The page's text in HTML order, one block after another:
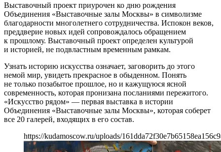
Выставочный проект приурочен ко дню рождения
Объединения «Выставочные залы Москвы» в символизме
благодарности многолетнего сотрудничества. Испокон веков,
преддверие новых идей сопровождалось обращением
к прошлому. Выставочный проект определен культурой
и историей, не подвластным временным рамкам.
Узнать историю искусства означает, заговорить до этого
немой мир, увидеть прекрасное в обыденном. Понять
не только позабытое прошлое, но и кажущуюся ясной
современность, которая пронизана посланиями пережитого.
«Искусство рядом» — первая выставка в истории
Объединения «Выставочные залы Москвы», которая соберет
все 20 галерей, входящих в его состав.
https://kudamoscow.ru/uploads/